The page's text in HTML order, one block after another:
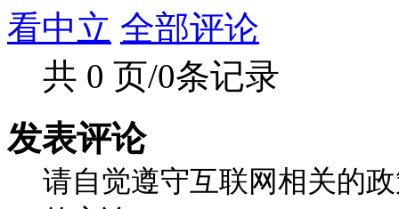
看中立 全部评论
共 0 页/0条记录
发表评论
请自觉遵守互联网相关的